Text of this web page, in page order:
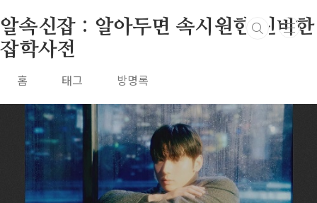
알속신잡 : 알아두면 속시원한 신비한
잡학사전
홈 태그 방명록